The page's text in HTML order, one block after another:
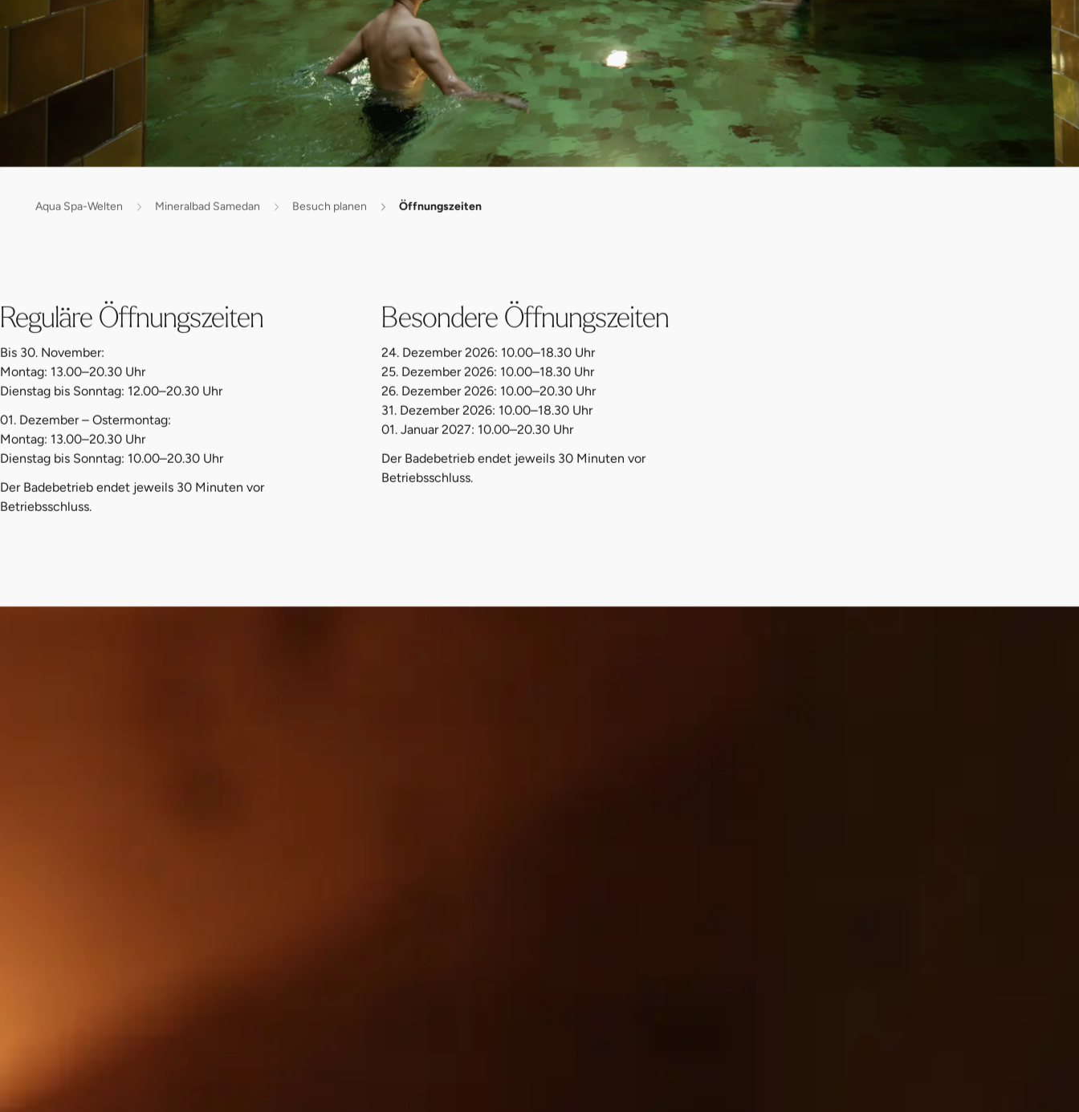
Aqua Spa-Welten Mineralbad Samedan Besuch planen Öffnungszeiten
Reguläre Öffnungszeiten
Bis 30. November:
Montag: 13.00–20.30 Uhr
Dienstag bis Sonntag: 12.00–20.30 Uhr
01. Dezember – Ostermontag:
Montag: 13.00–20.30 Uhr
Dienstag bis Sonntag: 10.00–20.30 Uhr
Der Badebetrieb endet jeweils 30 Minuten vor
Betriebsschluss.
Besondere Öffnungszeiten
24. Dezember 2026: 10.00–18.30 Uhr
25. Dezember 2026: 10.00–18.30 Uhr
26. Dezember 2026: 10.00–20.30 Uhr
31. Dezember 2026: 10.00–18.30 Uhr
01. Januar 2027: 10.00–20.30 Uhr
Der Badebetrieb endet jeweils 30 Minuten vor
Betriebsschluss.